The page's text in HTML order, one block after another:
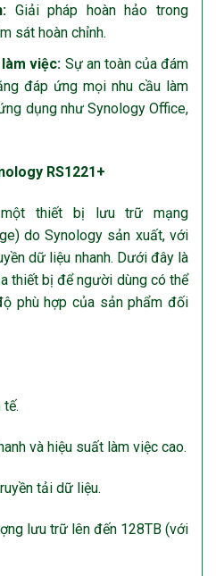
Giải pháp hoàn hảo trong
sát hoàn chỉnh.
việc: Sự an toàn của đám
đáp ứng mọi nhu cầu làm
dụng như Synology Office,
RS1221+
một thiết bị lưu trữ mạng
do Synology sản xuất, với
dữ liệu nhanh. Dưới đây là
thiết bị để người dùng có thể
phù hợp của sản phẩm đối
tế.
và hiệu suất làm việc cao.
tải dữ liệu.
lưu trữ lên đến 128TB (với